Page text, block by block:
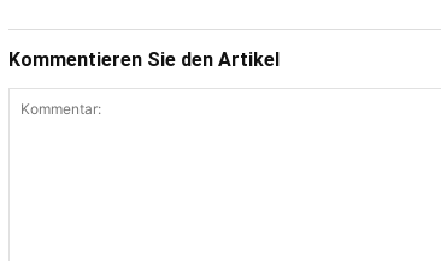
Kommentieren Sie den Artikel